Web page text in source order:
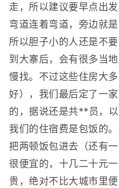
走，所以建议要早点出
弯道连着弯道，旁边就
所以胆子小的人还是不
到大寨后，会有很多当
慢找。不过这些住房大
好），我们最后定了一
的，据说还是共**员，
我们的住宿费是包饭的
把两顿饭包进去（还有
很便宜的，十几二十元
贵，绝对不比大城市里